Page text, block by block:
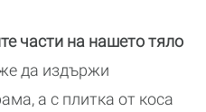
части на нашето тяло
да издържи
а с плитка от коса